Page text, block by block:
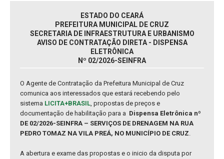
ESTADO DO CEARÁ
PREFEITURA MUNICIPAL DE CRUZ
SECRETARIA DE INFRAESTRUTURA E URBANISMO
AVISO DE CONTRATAÇÃO DIRETA - DISPENSA
ELETRÔNICA
Nº 02/2026-SEINFRA
O Agente de Contratação da Prefeitura Municipal de Cruz
comunica aos interessados que estará recebendo pelo
sistema LICITA+BRASIL, propostas de preços e
documentação de habilitação para a Dispensa Eletrônica nº
DE 02/2026-SEINFRA – SERVIÇOS DE DRENAGEM NA RUA
PEDRO TOMAZ NA VILA PREÁ, NO MUNICÍPIO DE CRUZ.
A abertura e exame das propostas e o inicio da disputa por